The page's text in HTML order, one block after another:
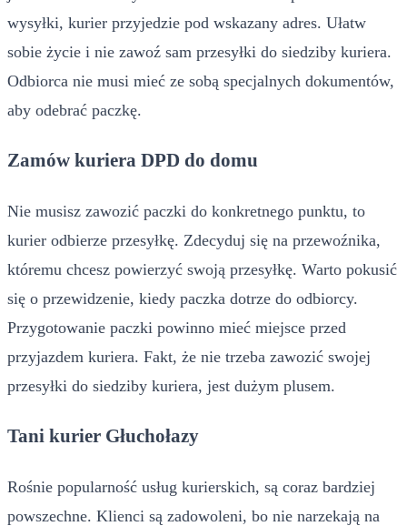
wysyłki, kurier przyjedzie pod wskazany adres. Ułatw
sobie życie i nie zawoź sam przesyłki do siedziby kuriera.
Odbiorca nie musi mieć ze sobą specjalnych dokumentów,
aby odebrać paczkę.
Zamów kuriera DPD do domu
Nie musisz zawozić paczki do konkretnego punktu, to
kurier odbierze przesyłkę. Zdecyduj się na przewoźnika,
któremu chcesz powierzyć swoją przesyłkę. Warto pokusić
się o przewidzenie, kiedy paczka dotrze do odbiorcy.
Przygotowanie paczki powinno mieć miejsce przed
przyjazdem kuriera. Fakt, że nie trzeba zawozić swojej
przesyłki do siedziby kuriera, jest dużym plusem.
Tani kurier Głuchołazy
Rośnie popularność usług kurierskich, są coraz bardziej
powszechne. Klienci są zadowoleni, bo nie narzekają na